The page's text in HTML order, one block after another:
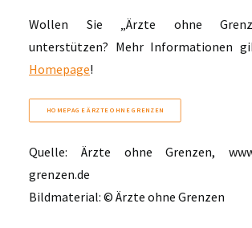
Wollen Sie „Ärzte ohne
unterstützen? Mehr Informationen
Homepage!
HOMEPAGE ÄRZTE OHNE GRENZEN
Quelle: Ärzte ohne Grenzen,
grenzen.de
Bildmaterial: © Ärzte ohne Grenzen